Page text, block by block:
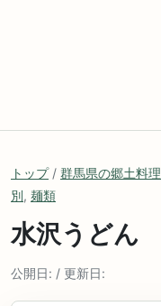
トップ/ 群馬県の郷土料理
別, 麺類
水沢うどん
公開日: / 更新日: